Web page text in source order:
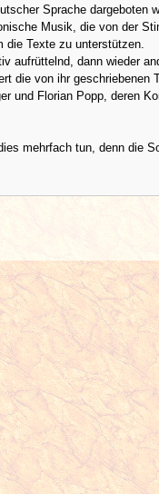
Sprache dargeboten
Musik, die von der
Texte zu unterstützen.
aufrüttelnd, dann wieder
die von ihr geschriebenen
und Florian Popp, deren
mehrfach tun, denn die